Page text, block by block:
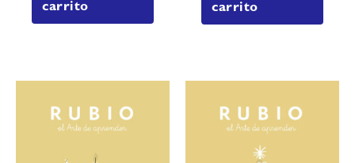
carrito
carrito